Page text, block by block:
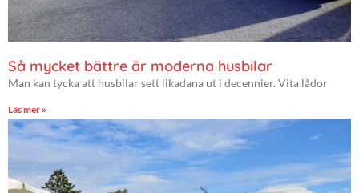
Så mycket bättre är moderna husbilar
Man kan tycka att husbilar sett likadana ut i decennier. Vita lådor
Läs mer »